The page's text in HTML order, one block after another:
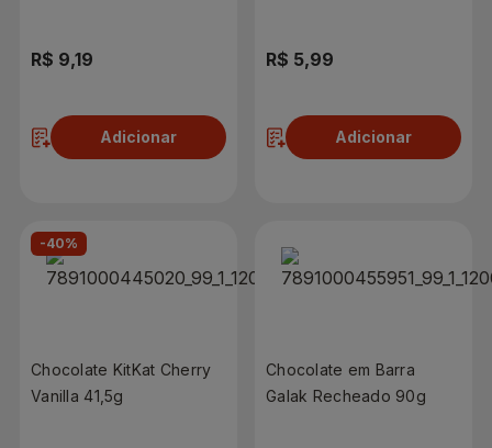
R$ 9,19
Adicionar
R$ 5,99
Adicionar
-40%
Chocolate KitKat Cherry
Vanilla 41,5g
Chocolate em Barra
Galak Recheado 90g